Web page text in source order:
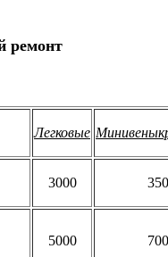
ремонт
Легковые
3000
5000